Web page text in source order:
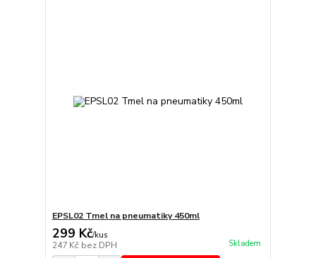
EPSL02 Tmel na pneumatiky 450ml
299 Kč/kus
247 Kč bez DPH Skladem